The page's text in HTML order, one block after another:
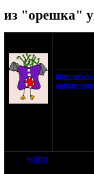
из "орешка"
http://
войти